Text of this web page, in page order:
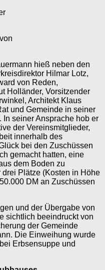
hieß neben den
Hilmar Lotz,
von Reden,
Holländer, Vorsitzender
Architekt Klaus
und Gemeinde in seiner
seiner Ansprache hob er
der Vereinsmitglieder,
innerhalb des
bei den Zuschüssen
gemacht hatten, eine
dem Boden zu
drei Plätze (Kosten in Höhe
DM an Zuschüssen
und der Übergabe von
sichtlich beeindruckt von
der Gemeinde
Die Einweihung wurde
Erbsensuppe und